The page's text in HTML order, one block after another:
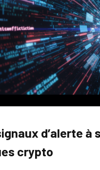
d’alerte
crypto